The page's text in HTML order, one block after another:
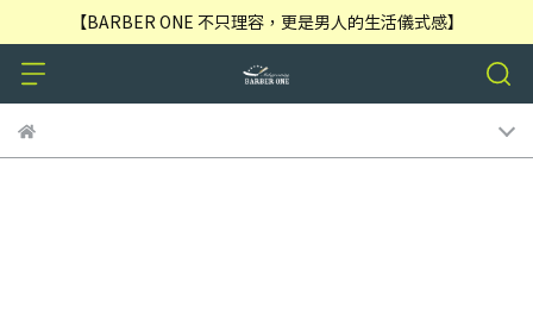
【BARBER ONE 不只理容，更是男人的生活儀式感】